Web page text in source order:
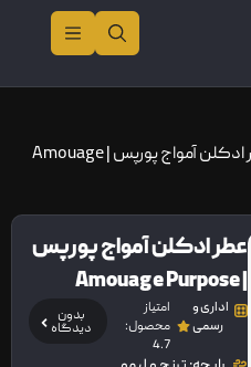
/ عطر ادکلن آمواج پورپس | Amouage
عطر ادکلن آمواج پورپس
اداری و
رسمی
امتیاز
محصول:
4.7
بدون
دیدگاه